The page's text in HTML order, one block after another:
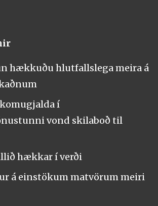
hækkuðu hlutfallslega meira á
í
vond skilaboð til
hækkar í verði
á einstökum matvörum meiri